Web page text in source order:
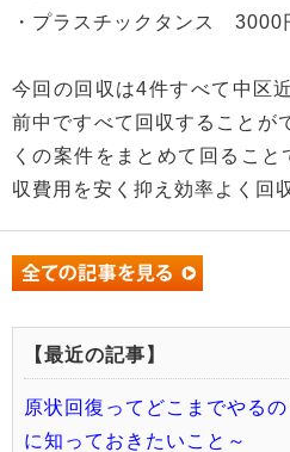
・プラスチックタンス 3000
今回の回収は4件すべて中区
前中ですべて回収することが
くの案件をまとめて回るこ
収費用を安く抑え効率よく回
【最近の記事】
原状回復ってどこまでやる
に知っておきたいこと～